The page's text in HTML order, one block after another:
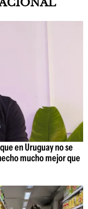
en Uruguay no se
mucho mejor que